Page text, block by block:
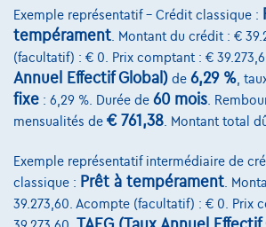
Exemple représentatif – Crédit classique :
tempérament . Montant du crédit : €
(facultatif) : € 0. Prix comptant : €
Annuel Effectif Global) de 6,29 % ,
fixe : 6,29 %. Durée de 60 mois .
mensualités de € 761,38 . Montant total
Exemple représentatif intermédiaire de
classique : Prêt à tempérament .
39.273,60. Acompte (facultatif) : € 0. Prix